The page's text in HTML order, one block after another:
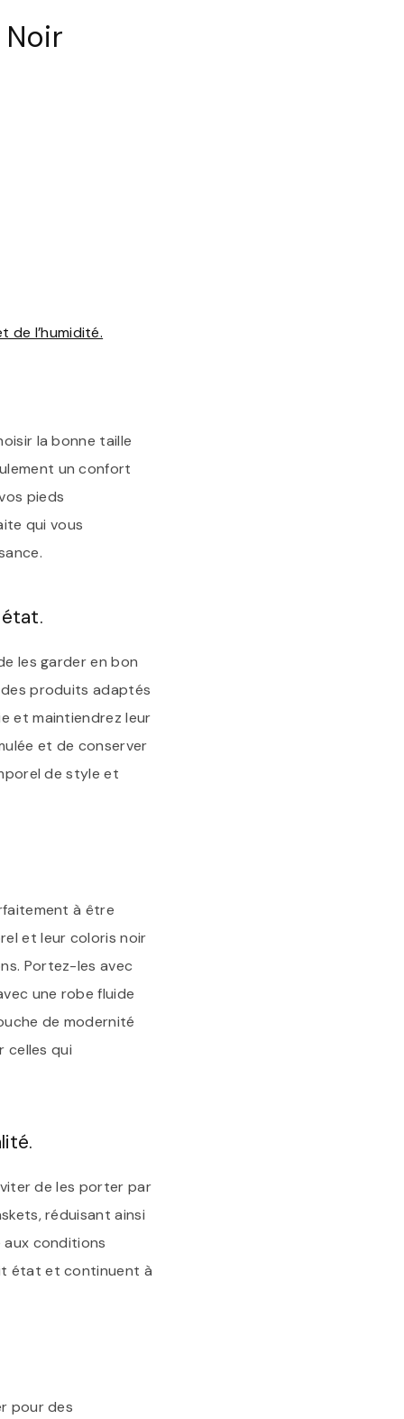
de l’humidité.
la bonne taille
un confort
pieds
qui vous
les garder en bon
produits adaptés
et maintiendrez leur
et de conserver
de style et
à être
et leur coloris noir
Portez-les avec
une robe fluide
de modernité
celles qui
de les porter par
réduisant ainsi
conditions
état et continuent à
pour des